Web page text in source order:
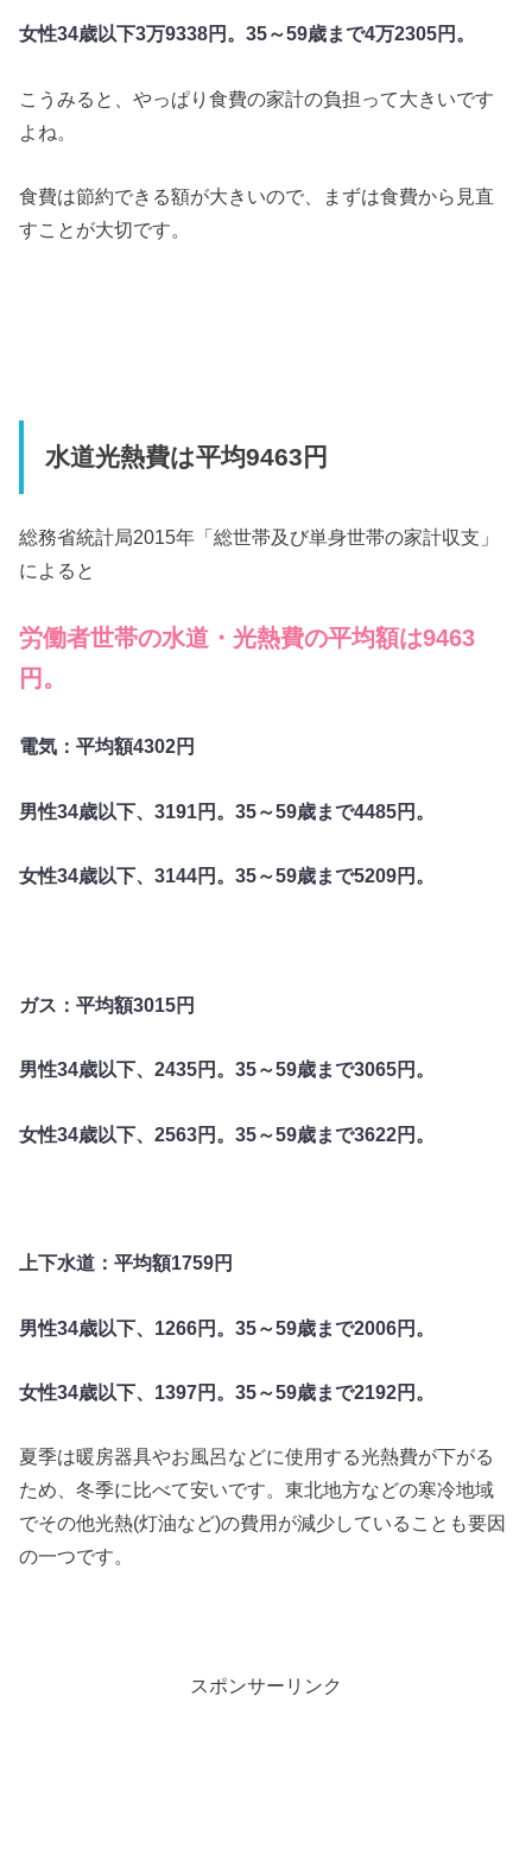
女性34歳以下3万9338円。35～59歳まで4万2305円。
こうみると、やっぱり食費の家計の負担って大きいです
よね。
食費は節約できる額が大きいので、まずは食費から見直
すことが大切です。
水道光熱費は平均9463円
総務省統計局2015年「総世帯及び単身世帯の家計収支」
によると
労働者世帯の水道・光熱費の平均額は9463
円。
電気：平均額4302円
男性34歳以下、3191円。35～59歳まで4485円。
女性34歳以下、3144円。35～59歳まで5209円。
ガス：平均額3015円
男性34歳以下、2435円。35～59歳まで3065円。
女性34歳以下、2563円。35～59歳まで3622円。
上下水道：平均額1759円
男性34歳以下、1266円。35～59歳まで2006円。
女性34歳以下、1397円。35～59歳まで2192円。
夏季は暖房器具やお風呂などに使用する光熱費が下がる
ため、冬季に比べて安いです。東北地方などの寒冷地域
でその他光熱(灯油など)の費用が減少していることも要因
の一つです。
スポンサーリンク